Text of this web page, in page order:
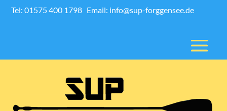
Tel: 01575 400 1798 Email: info@sup-forggensee.de